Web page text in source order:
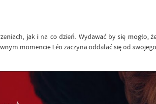
jak i na co dzień. Wydawać by się
momencie Léo zaczyna oddalać się od